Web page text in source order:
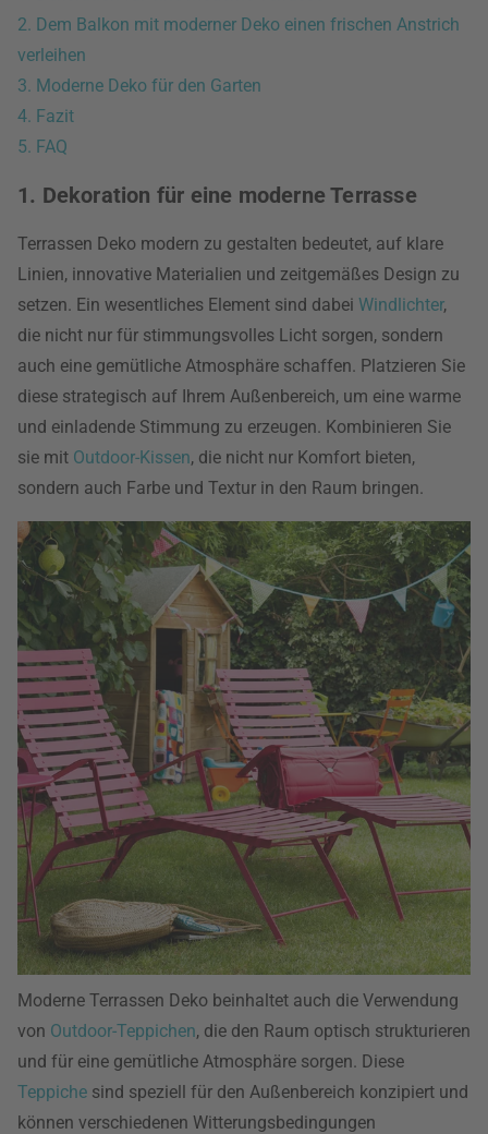
2. Dem Balkon mit moderner Deko einen frischen Anstrich
verleihen
3. Moderne Deko für den Garten
4. Fazit
5. FAQ
1. Dekoration für eine moderne Terrasse
Terrassen Deko modern zu gestalten bedeutet, auf klare
Linien, innovative Materialien und zeitgemäßes Design zu
setzen. Ein wesentliches Element sind dabei Windlichter,
die nicht nur für stimmungsvolles Licht sorgen, sondern
auch eine gemütliche Atmosphäre schaffen. Platzieren Sie
diese strategisch auf Ihrem Außenbereich, um eine warme
und einladende Stimmung zu erzeugen. Kombinieren Sie
sie mit Outdoor-Kissen, die nicht nur Komfort bieten,
sondern auch Farbe und Textur in den Raum bringen.
Moderne Terrassen Deko beinhaltet auch die Verwendung
von Outdoor-Teppichen, die den Raum optisch strukturieren
und für eine gemütliche Atmosphäre sorgen. Diese
Teppiche sind speziell für den Außenbereich konzipiert und
können verschiedenen Witterungsbedingungen